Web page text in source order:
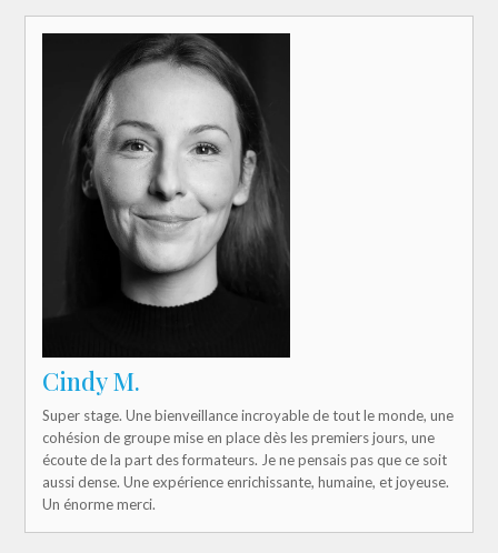
Cindy M.
Super stage. Une bienveillance incroyable de tout le monde, une
cohésion de groupe mise en place dès les premiers jours, une
écoute de la part des formateurs. Je ne pensais pas que ce soit
aussi dense. Une expérience enrichissante, humaine, et joyeuse.
Un énorme merci.